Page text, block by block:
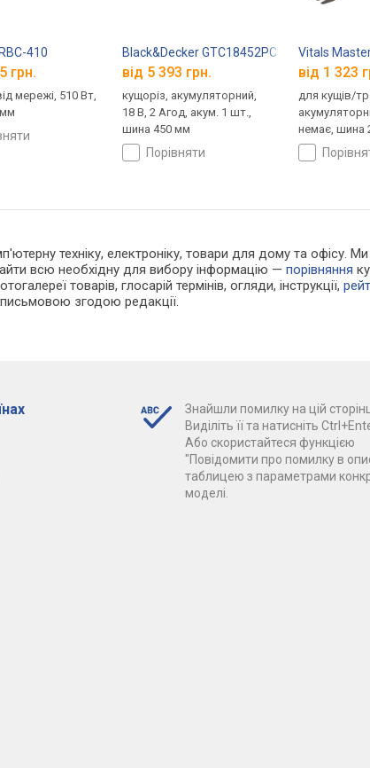
410
грн.
мережі, 510 Вт,
Black&Decker GTC18452PC
від 5 393 грн.
кущоріз, акумуляторний,
18 В, 2 Агод, акум. 1 шт.,
шина 450 мм
порівняти
Vitals
від 1 323
для кущів/
немає, шина
техніку, електроніку, товари для дому та
всю необхідну для вибору інформацію —порівняння
товарів, глосарій термінів, огляди, інструкції,
письмовою згодою редакції.
Знайшли помилку на цій
Виділіть її та натисніть
Або скористайтеся функцією
"Повідомити про помилку в
таблицею з параметрами
моделі.